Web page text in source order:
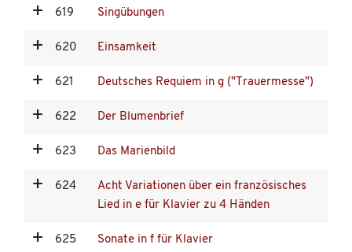
619 Singübungen
620 Einsamkeit
621 Deutsches Requiem in g ("Trauermesse")
622 Der Blumenbrief
623 Das Marienbild
624
Acht Variationen über ein französisches
Lied in e für Klavier zu 4 Händen
625 Sonate in f für Klavier